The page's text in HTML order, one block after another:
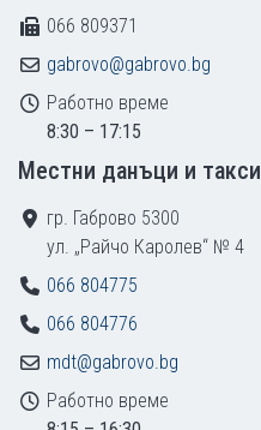
066 809371
gabrovo@gabrovo.bg
Работно време
8:30 – 17:15
Местни данъци и такси
гр. Габрово 5300
ул. „Райчо Каролев“ № 4
066 804775
066 804776
mdt@gabrovo.bg
Работно време